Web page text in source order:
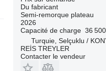
Du fabricant
Semi-remorque plateau
2026
Capacité de charge 36
Turquie, Selçuklu /
REİS TREYLER
Contacter le vendeur